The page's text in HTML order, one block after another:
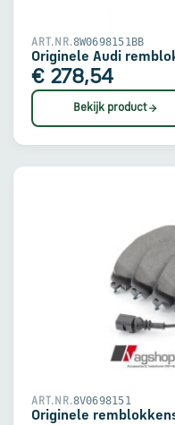
ART.NR.8W0698151BB
Originele Audi
€ 278,54
Bekijk product
ART.NR.8V0698151
Originele